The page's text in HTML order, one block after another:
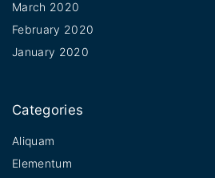
March 2020
February 2020
January 2020
Categories
Aliquam
Elementum